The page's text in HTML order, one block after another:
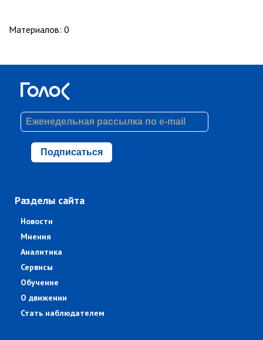
Материалов: 0
Подписаться
Разделы сайта
Новости
Мнения
Аналитика
Сервисы
Обучение
О движении
Стать наблюдателем